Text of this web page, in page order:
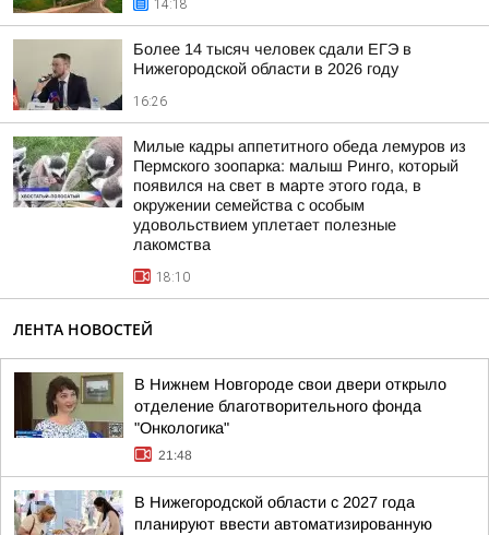
14:18
Более 14 тысяч человек сдали ЕГЭ в
Нижегородской области в 2026 году
16:26
Милые кадры аппетитного обеда лемуров из
Пермского зоопарка: малыш Ринго, который
появился на свет в марте этого года, в
окружении семейства с особым
удовольствием уплетает полезные
лакомства
18:10
ЛЕНТА НОВОСТЕЙ
В Нижнем Новгороде свои двери открыло
отделение благотворительного фонда
"Онкологика"
21:48
В Нижегородской области с 2027 года
планируют ввести автоматизированную